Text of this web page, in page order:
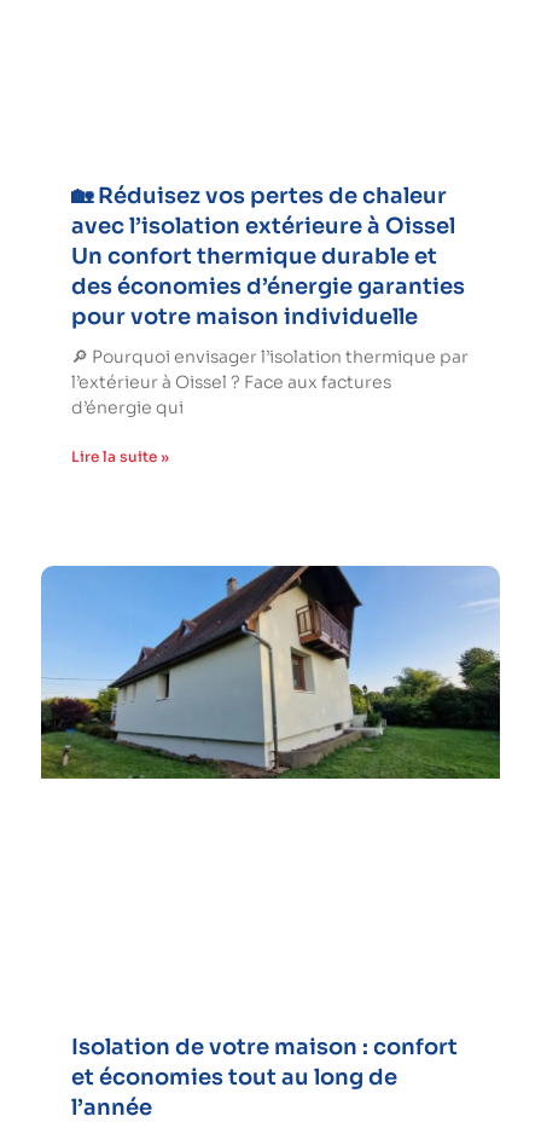
🏡 Réduisez vos pertes de chaleur
avec l’isolation extérieure à Oissel
Un confort thermique durable et
des économies d’énergie garanties
pour votre maison individuelle
🔎 Pourquoi envisager l’isolation thermique par
l’extérieur à Oissel ? Face aux factures
d’énergie qui
Lire la suite »
Isolation de votre maison : confort
et économies tout au long de
l’année